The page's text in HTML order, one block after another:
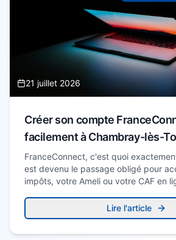
21 juillet 2026
Créer son compte
facilement à Chambray-lès-
FranceConnect, c'est quoi exactement ?
est devenu le passage obligé pour
impôts, votre Ameli ou votre CAF en
Lire l'article